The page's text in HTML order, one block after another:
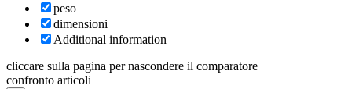
peso
dimensioni
Additional information
cliccare sulla pagina per nascondere il comparatore
confronto articoli